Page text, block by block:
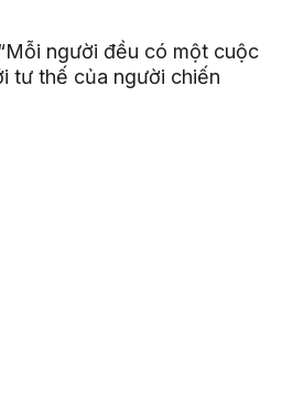
người đều có một cuộc
tư thế của người chiến